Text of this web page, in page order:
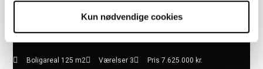
Kun nødvendige cookies
Boligareal 125 m2 Værelser 3 Pris 7.625.000 kr.